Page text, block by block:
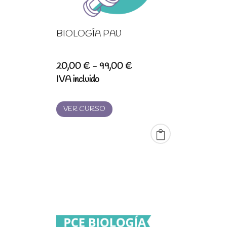
BIOLOGÍA PAU
20,00€ -99,00€Rango
hasta
99,00 €
IVA incluido
VER CURSO